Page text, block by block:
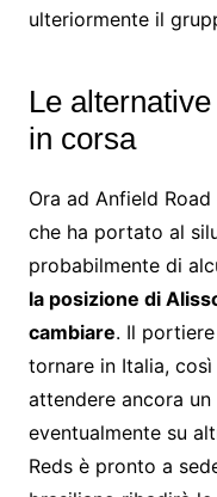
ulteriormente il
Le
in corsa
Ora ad Anfield
che ha portato al
probabilmente di
la posizione di
cambiare. Il
tornare in Italia,
attendere ancora un
eventualmente su
Reds è pronto a